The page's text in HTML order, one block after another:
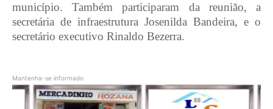
município. Também participaram da reunião, a
secretária de infraestrutura Josenilda Bandeira, e o
secretário executivo Rinaldo Bezerra.
Mantenha-se informado